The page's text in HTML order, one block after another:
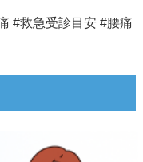
#救急受診目安 #腰痛